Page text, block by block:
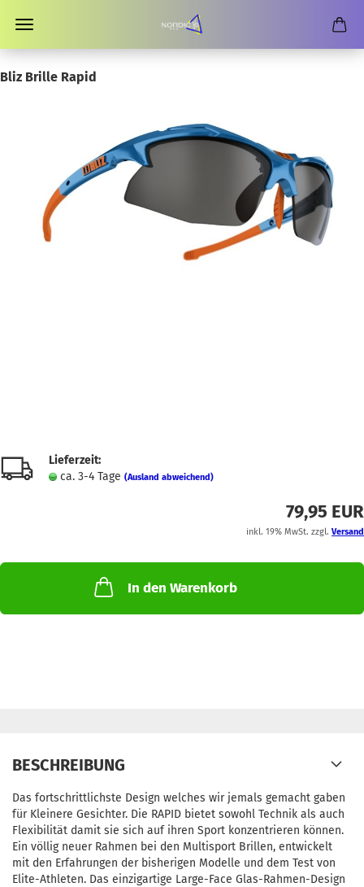
Bliz Brille Rapid
Lieferzeit:
ca. 3-4 Tage (Ausland abweichend)
79,95 EUR
inkl. 19% MwSt. zzgl. Versand
In den Warenkorb
BESCHREIBUNG
Das fortschrittlichste Design welches wir jemals gemacht gaben
für Kleinere Gesichter. Die RAPID bietet sowohl Technik als auch
Flexibilität damit sie sich auf ihren Sport konzentrieren können.
Ein völlig neuer Rahmen bei den Multisport Brillen, entwickelt
mit den Erfahrungen der bisherigen Modelle und dem Test von
Elite-Athleten. Das einzigartige Large-Face Glas-Rahmen-Design